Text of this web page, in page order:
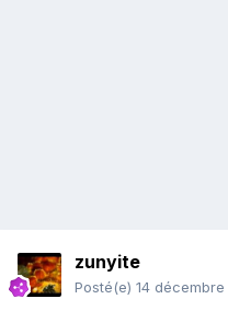
zunyite
Posté(e) 14